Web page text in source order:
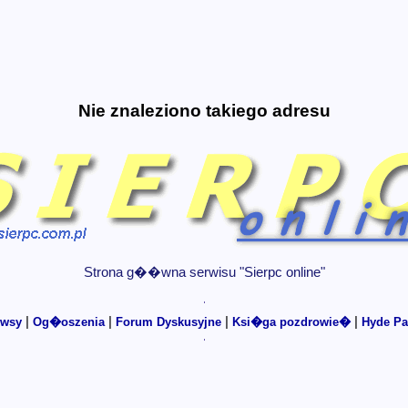
Nie znaleziono takiego adresu
Strona g��wna serwisu "Sierpc online"
Og�oszenia Forum Dyskusyjne Ksi�ga pozdrowie�| Hyde